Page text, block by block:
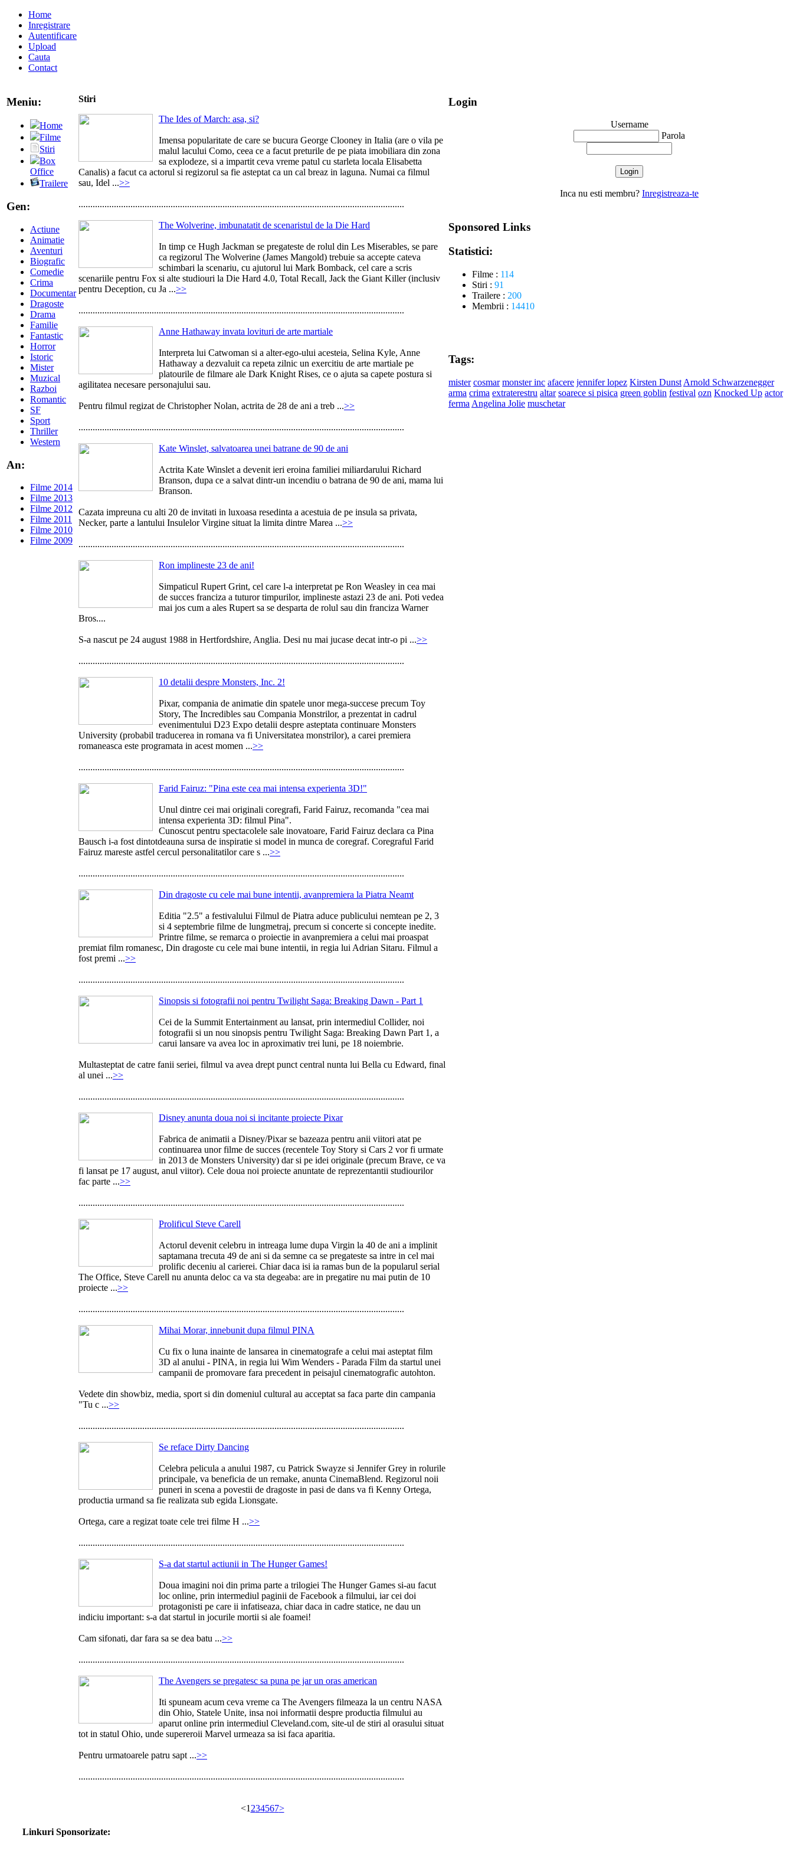
Home
Inregistrare
Autentificare
Upload
Cauta
Contact
Meniu:
Home
Filme
Stiri
Box
Office
Trailere
Gen:
Actiune
Animatie
Aventuri
Biografic
Comedie
Crima
Documentar
Dragoste
Drama
Familie
Fantastic
Horror
Istoric
Mister
Muzical
Razboi
Romantic
SF
Sport
Thriller
Western
An:
Filme 2014
Filme 2013
Filme 2012
Filme 2011
Filme 2010
Filme 2009
Stiri
The Ides of March: asa, si?
Imensa popularitate de care se bucura George Clooney in Italia (are o vila pe
malul lacului Como, ceea ce a facut preturile de pe piata imobiliara din zona
sa explodeze, si a impartit ceva vreme patul cu starleta locala Elisabetta
Canalis) a facut ca actorul si regizorul sa fie asteptat ca un cal breaz in laguna. Numai ca filmul
sau, Idel ...>>
..........................................................................................................................................
The Wolverine, imbunatatit de scenaristul de la Die Hard
In timp ce Hugh Jackman se pregateste de rolul din Les Miserables, se pare
ca regizorul The Wolverine (James Mangold) trebuie sa accepte cateva
schimbari la scenariu, cu ajutorul lui Mark Bomback, cel care a scris
scenariile pentru Fox si alte studiouri la Die Hard 4.0, Total Recall, Jack the Giant Killer (inclusiv
pentru Deception, cu Ja ...>>
..........................................................................................................................................
Anne Hathaway invata lovituri de arte martiale
Interpreta lui Catwoman si a alter-ego-ului acesteia, Selina Kyle, Anne
Hathaway a dezvaluit ca repeta zilnic un exercitiu de arte martiale pe
platourile de filmare ale Dark Knight Rises, ce o ajuta sa capete postura si
agilitatea necesare personajului sau.
Pentru filmul regizat de Christopher Nolan, actrita de 28 de ani a treb ...>>
..........................................................................................................................................
Kate Winslet, salvatoarea unei batrane de 90 de ani
Actrita Kate Winslet a devenit ieri eroina familiei miliardarului Richard
Branson, dupa ce a salvat dintr-un incendiu o batrana de 90 de ani, mama lui
Branson.
Cazata impreuna cu alti 20 de invitati in luxoasa resedinta a acestuia de pe insula sa privata,
Necker, parte a lantului Insulelor Virgine situat la limita dintre Marea ...>>
..........................................................................................................................................
Ron implineste 23 de ani!
Simpaticul Rupert Grint, cel care l-a interpretat pe Ron Weasley in cea mai
de succes franciza a tuturor timpurilor, implineste astazi 23 de ani. Poti vedea
mai jos cum a ales Rupert sa se desparta de rolul sau din franciza Warner
Bros....
S-a nascut pe 24 august 1988 in Hertfordshire, Anglia. Desi nu mai jucase decat intr-o pi ...>>
..........................................................................................................................................
10 detalii despre Monsters, Inc. 2!
Pixar, compania de animatie din spatele unor mega-succese precum Toy
Story, The Incredibles sau Compania Monstrilor, a prezentat in cadrul
evenimentului D23 Expo detalii despre asteptata continuare Monsters
University (probabil traducerea in romana va fi Universitatea monstrilor), a carei premiera
romaneasca este programata in acest momen ...>>
..........................................................................................................................................
Farid Fairuz: "Pina este cea mai intensa experienta 3D!"
Unul dintre cei mai originali coregrafi, Farid Fairuz, recomanda "cea mai
intensa experienta 3D: filmul Pina".
Cunoscut pentru spectacolele sale inovatoare, Farid Fairuz declara ca Pina
Bausch i-a fost dintotdeauna sursa de inspiratie si model in munca de coregraf. Coregraful Farid
Fairuz mareste astfel cercul personalitatilor care s ...>>
..........................................................................................................................................
Din dragoste cu cele mai bune intentii, avanpremiera la Piatra Neamt
Editia "2.5" a festivalului Filmul de Piatra aduce publicului nemtean pe 2, 3
si 4 septembrie filme de lungmetraj, precum si concerte si concepte inedite.
Printre filme, se remarca o proiectie in avanpremiera a celui mai proaspat
premiat film romanesc, Din dragoste cu cele mai bune intentii, in regia lui Adrian Sitaru. Filmul a
fost premi ...>>
..........................................................................................................................................
Sinopsis si fotografii noi pentru Twilight Saga: Breaking Dawn - Part 1
Cei de la Summit Entertainment au lansat, prin intermediul Collider, noi
fotografii si un nou sinopsis pentru Twilight Saga: Breaking Dawn Part 1, a
carui lansare va avea loc in aproximativ trei luni, pe 18 noiembrie.
Multasteptat de catre fanii seriei, filmul va avea drept punct central nunta lui Bella cu Edward, final
al unei ...>>
..........................................................................................................................................
Disney anunta doua noi si incitante proiecte Pixar
Fabrica de animatii a Disney/Pixar se bazeaza pentru anii viitori atat pe
continuarea unor filme de succes (recentele Toy Story si Cars 2 vor fi urmate
in 2013 de Monsters University) dar si pe idei originale (precum Brave, ce va
fi lansat pe 17 august, anul viitor). Cele doua noi proiecte anuntate de reprezentantii studiourilor
fac parte ...>>
..........................................................................................................................................
Prolificul Steve Carell
Actorul devenit celebru in intreaga lume dupa Virgin la 40 de ani a implinit
saptamana trecuta 49 de ani si da semne ca se pregateste sa intre in cel mai
prolific deceniu al carierei. Chiar daca isi ia ramas bun de la popularul serial
The Office, Steve Carell nu anunta deloc ca va sta degeaba: are in pregatire nu mai putin de 10
proiecte ...>>
..........................................................................................................................................
Mihai Morar, innebunit dupa filmul PINA
Cu fix o luna inainte de lansarea in cinematografe a celui mai asteptat film
3D al anului - PINA, in regia lui Wim Wenders - Parada Film da startul unei
campanii de promovare fara precedent in peisajul cinematografic autohton.
Vedete din showbiz, media, sport si din domeniul cultural au acceptat sa faca parte din campania
"Tu c ...>>
..........................................................................................................................................
Se reface Dirty Dancing
Celebra pelicula a anului 1987, cu Patrick Swayze si Jennifer Grey in rolurile
principale, va beneficia de un remake, anunta CinemaBlend. Regizorul noii
puneri in scena a povestii de dragoste in pasi de dans va fi Kenny Ortega,
productia urmand sa fie realizata sub egida Lionsgate.
Ortega, care a regizat toate cele trei filme H ...>>
..........................................................................................................................................
S-a dat startul actiunii in The Hunger Games!
Doua imagini noi din prima parte a trilogiei The Hunger Games si-au facut
loc online, prin intermediul paginii de Facebook a filmului, iar cei doi
protagonisti pe care ii infatiseaza, chiar daca in cadre statice, ne dau un
indiciu important: s-a dat startul in jocurile mortii si ale foamei!
Cam sifonati, dar fara sa se dea batu ...>>
..........................................................................................................................................
The Avengers se pregatesc sa puna pe jar un oras american
Iti spuneam acum ceva vreme ca The Avengers filmeaza la un centru NASA
din Ohio, Statele Unite, insa noi informatii despre productia filmului au
aparut online prin intermediul Cleveland.com, site-ul de stiri al orasului situat
tot in statul Ohio, unde supereroii Marvel urmeaza sa isi faca aparitia.
Pentru urmatoarele patru sapt ...>>
..........................................................................................................................................
<1 234567>
Login
Username
Parola
Inca nu esti membru? Inregistreaza-te
Sponsored Links
Statistici:
Filme : 114
Stiri : 91
Trailere : 200
Membrii : 14410
Tags:
mister cosmar monster inc afacere jennifer lopez Kirsten Dunst Arnold Schwarzenegger
arma crima extraterestru altar soarece si pisica green goblin festival ozn Knocked Up actor
ferma Angelina Jolie muschetar
Linkuri Sponsorizate: